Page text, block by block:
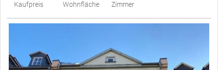
Kaufpreis
Wohnfläche
Zimmer